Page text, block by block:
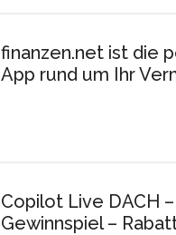
finanzen.net ist die
App rund um Ihr
Copilot Live DACH –
Gewinnspiel –